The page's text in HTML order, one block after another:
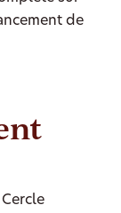
de